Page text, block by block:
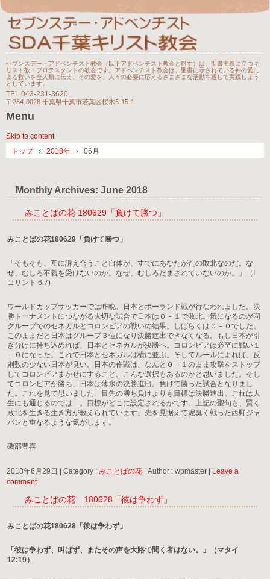
セブンスデー・アドベンチスト教会（以下アドベンチスト教会と略す）は、聖書主義に立つキ
リスト教・プロテスタントの教会です。アドベンチスト教会は、聖書に示されている神の愛に
よる救いを全人類に伝え、その愛を、人々の必要に応えるさまざまな活動を通して実践しよう
としています。
TEL.043-231-3620
〒264-0028 千葉県千葉市若葉区桜木5-15-1
Menu
Skip to content
トップ
› 2018年 › 06月
Monthly Archives: June 2018
みことばの花 180629「負けて勝つ」
みことばの花180629「負けて勝つ」
「そもそも、互に訴え合うこと自体が、すでにあなたがたの敗北なのだ。な
ぜ、むしろ不義を受けないのか。なぜ、むしろだまされていないのか。」（Ⅰ
コリント 6:7)
ワールドカップサッカーでは昨晩、日本とポーランド戦が行なわれました。決
勝トーナメントにつながる大切な試合で日本は０－１で敗北。気になるのが同
グループでのセネガルとコロンビアの戦いの結果。しばらくは０－０でした。
このままだと日本はグループ３位になり決勝進出できなくなる。もし日本が引
き分けに持ち込めれば、日本とセネガルが決勝へ。コロンビアは必至に戦い１
－０になった。これで日本とセネガルは横に並ぶ。そしてルールによれば、反
則数の少ない日本が良い。日本の作戦は、なんと０－１のまま攻撃をストップ
してコロンビアまかせにすること。こんな選択もあるのかと思いました。そし
てコロンビアが勝ち、日本は薄氷の決勝進出。負けて勝った試合となりまし
た。これを見て思いました。目先の勝ち負けよりも目標は決勝進出。これは人
生にも通じるのでは…。目標がどこに設定されるかです。上記の聖句も、賢く
敗北を生きる生き方が教えられています。先を見据えて泥臭く戦った西野ジャ
パンと重なるような気がします。
磯部豊喜
2018年6月29日 Category : みことばの花 Author : wpmaster
Leave a
comment
みことばの花 180628「彼は争わず」
みことばの花180628「彼は争わず」
「彼は争わず、叫ばず、またその声を大路で聞く者はない。」（マタイ
12:19）